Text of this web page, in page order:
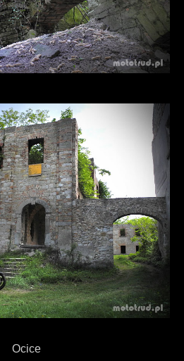
Ocice